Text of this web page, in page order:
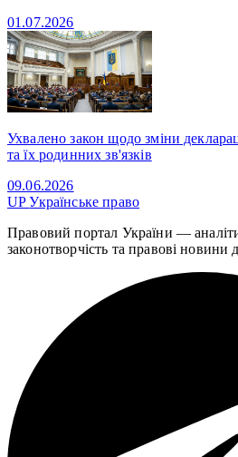
01.07.2026
Ухвалено закон щодо зміни
та їх родинних зв'язків
09.06.2026
UPУкраїнське право
Правовий портал України —
законотворчість та правові новини